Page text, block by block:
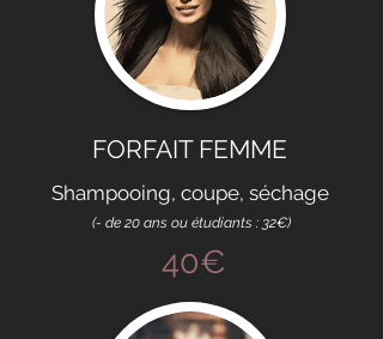
FORFAIT FEMME
Shampooing, coupe, séchage
(- de 20 ans ou étudiants : 32€)
40€